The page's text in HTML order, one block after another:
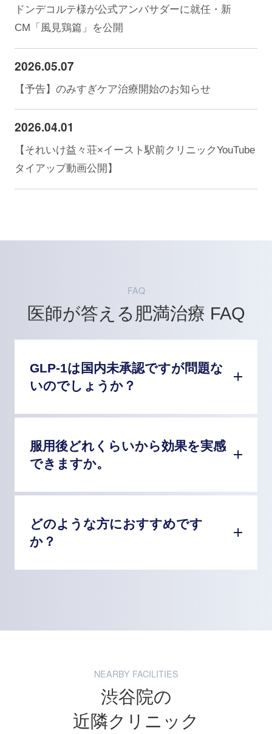
ドンデコルテ様が公式アンバサダーに就任・新
CM「風見鶏篇」を公開
2026.05.07
【予告】のみすぎケア治療開始のお知らせ
2026.04.01
【それいけ益々荘×イースト駅前クリニックYouTube
タイアップ動画公開】
FAQ
医師が答える肥満治療 FAQ
GLP-1は国内未承認ですが問題な
いのでしょうか？
服用後どれくらいから効果を実感
できますか。
どのような方におすすめです
か？
NEARBY FACILITIES
渋谷院の
近隣クリニック